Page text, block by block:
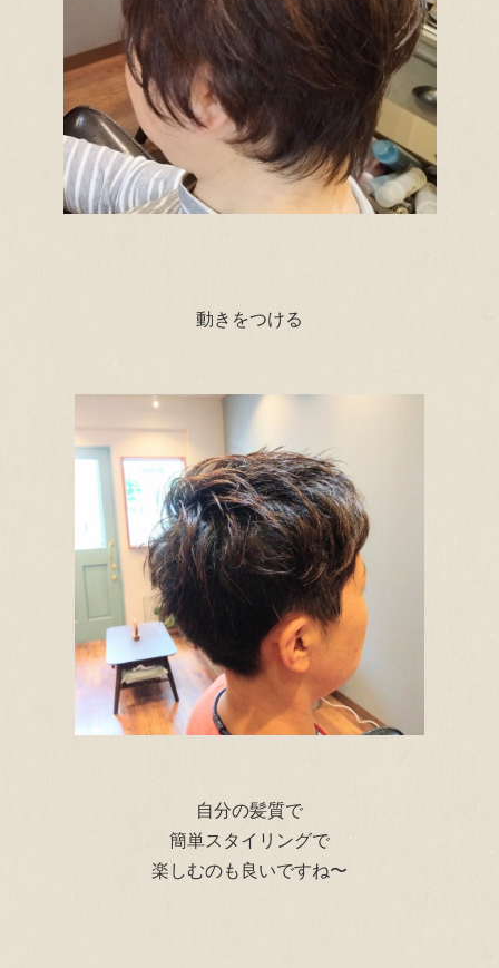
動きをつける
自分の髪質で
簡単スタイリングで
楽しむのも良いですね〜